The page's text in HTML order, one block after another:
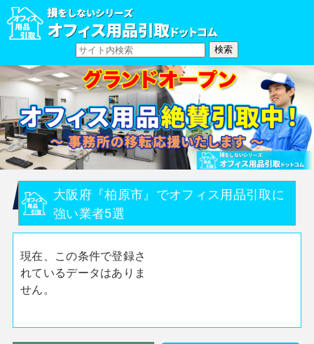
大阪府『柏原市』でオフィス用品引取に
強い業者5選
現在、この条件で登録さ
れているデータはありま
せん。